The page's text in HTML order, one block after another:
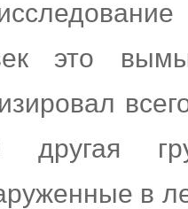
это
в